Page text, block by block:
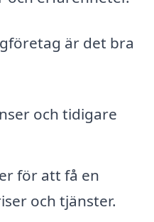
är det bra
och tidigare
för att få en
och tjänster.